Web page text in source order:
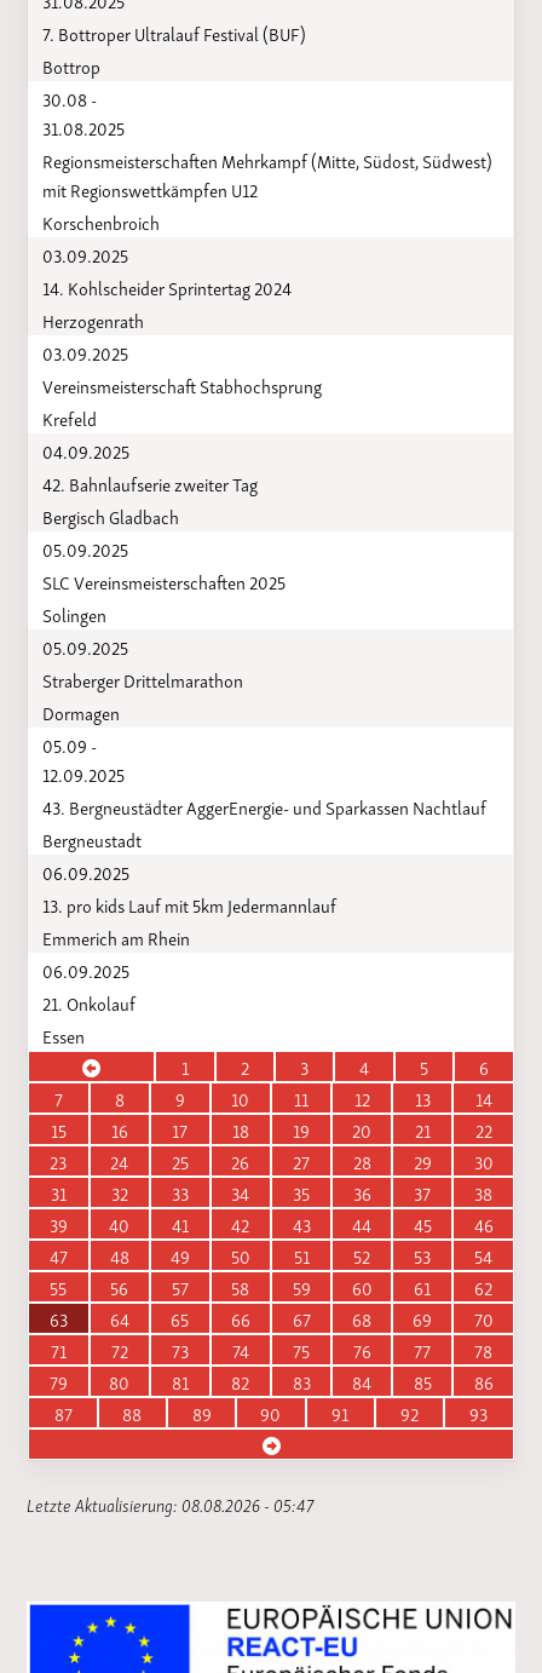
7. Bottroper Ultralauf Festival (BUF)
Bottrop
30.08 -
31.08.2025
Regionsmeisterschaften Mehrkampf (Mitte, Südost, Südwest)
mit Regionswettkämpfen U12
Korschenbroich
03.09.2025
14. Kohlscheider Sprintertag 2024
Herzogenrath
03.09.2025
Vereinsmeisterschaft Stabhochsprung
Krefeld
04.09.2025
42. Bahnlaufserie zweiter Tag
Bergisch Gladbach
05.09.2025
SLC Vereinsmeisterschaften 2025
Solingen
05.09.2025
Straberger Drittelmarathon
Dormagen
05.09 -
12.09.2025
43. Bergneustädter AggerEnergie- und Sparkassen Nachtlauf
Bergneustadt
06.09.2025
13. pro kids Lauf mit 5km Jedermannlauf
Emmerich am Rhein
06.09.2025
21. Onkolauf
Essen
1
2 3 4 5
6
7
8 9 10 11 12 13
14
15
16 17 18 19 20 21
22
23
24 25 26 27 28 29
30
31
32 33 34 35 36 37
38
39
40 41 42 43 44 45
46
47
48 49 50 51 52 53
54
55
56 57 58 59 60 61
62
63
64 65 66 67 68 69
70
71
72 73 74 75 76 77
78
79
80 81 82 83 84 85
86
87
88 89 90 91 92 93
Letzte Aktualisierung: 08.08.2026 - 05:47